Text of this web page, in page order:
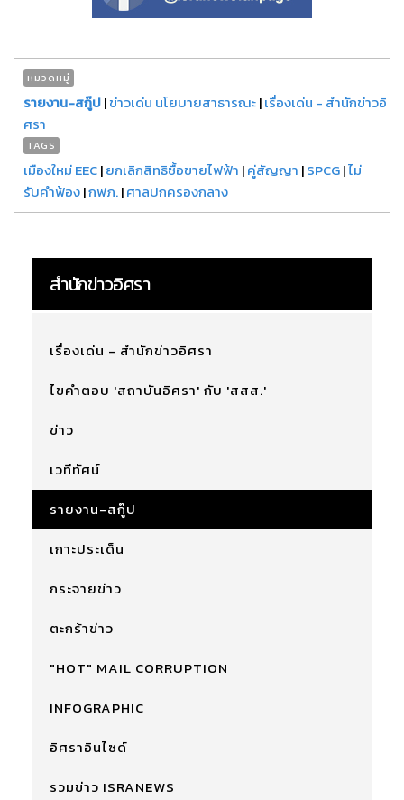
หมวดหมู่
รายงาน-สกู๊ป|ข่าวเด่น นโยบายสาธารณะ|เรื่องเด่น - สำนักข่าวอิ
ศรา
TAGS
เมืองใหม่ EEC|ยกเลิกสิทธิซื้อขายไฟฟ้า |คู่สัญญา |SPCG|ไม่
รับคำฟ้อง|กฟภ.|ศาลปกครองกลาง
สำนักข่าวอิศรา
เรื่องเด่น - สำนักข่าวอิศรา
ไขคำตอบ 'สถาบันอิศรา' กับ 'สสส.'
ข่าว
เวทีทัศน์
รายงาน-สกู๊ป
เกาะประเด็น
กระจายข่าว
ตะกร้าข่าว
"HOT" MAIL CORRUPTION
INFOGRAPHIC
อิศราอินไซด์
รวมข่าว ISRANEWS